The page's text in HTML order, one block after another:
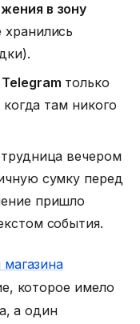
в зону
хранились
только
там никого
вечером
сумку перед
пришло
события.
которое имело
а один